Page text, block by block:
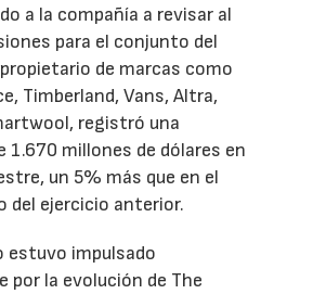
a la compañía a revisar al
para el conjunto del
de marcas como
Timberland, Vans, Altra,
registró una
1.670 millones de dólares en
un 5% más que en el
del ejercicio anterior.
estuvo impulsado
por la evolución de The